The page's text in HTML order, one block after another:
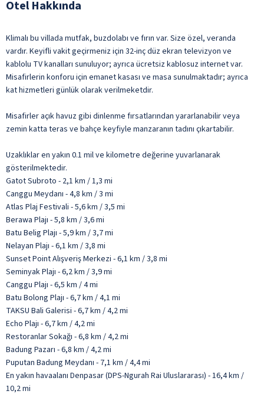
Otel Hakkında
Klimalı bu villada mutfak, buzdolabı ve fırın var. Size özel, veranda
vardır. Keyifli vakit geçirmeniz için 32-inç düz ekran televizyon ve
kablolu TV kanalları sunuluyor; ayrıca ücretsiz kablosuz internet var.
Misafirlerin konforu için emanet kasası ve masa sunulmaktadır; ayrıca
kat hizmetleri günlük olarak verilmeketdir.
Misafirler açık havuz gibi dinlenme fırsatlarından yararlanabilir veya
zemin katta teras ve bahçe keyfiyle manzaranın tadını çıkartabilir.
Uzaklıklar en yakın 0.1 mil ve kilometre değerine yuvarlanarak
gösterilmektedir.
Gatot Subroto - 2,1 km / 1,3 mi
Canggu Meydanı - 4,8 km / 3 mi
Atlas Plaj Festivali - 5,6 km / 3,5 mi
Berawa Plajı - 5,8 km / 3,6 mi
Batu Belig Plajı - 5,9 km / 3,7 mi
Nelayan Plajı - 6,1 km / 3,8 mi
Sunset Point Alışveriş Merkezi - 6,1 km / 3,8 mi
Seminyak Plajı - 6,2 km / 3,9 mi
Canggu Plajı - 6,5 km / 4 mi
Batu Bolong Plajı - 6,7 km / 4,1 mi
TAKSU Bali Galerisi - 6,7 km / 4,2 mi
Echo Plajı - 6,7 km / 4,2 mi
Restoranlar Sokağı - 6,8 km / 4,2 mi
Badung Pazarı - 6,8 km / 4,2 mi
Puputan Badung Meydanı - 7,1 km / 4,4 mi
En yakın havaalanı Denpasar (DPS-Ngurah Rai Uluslararası) - 16,4 km /
10,2 mi